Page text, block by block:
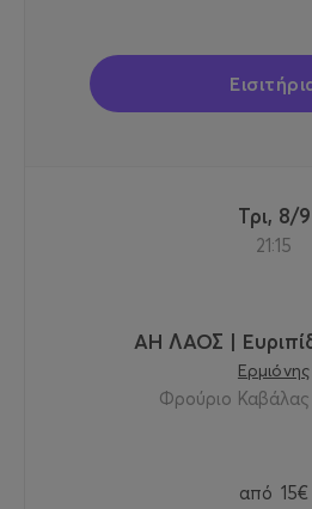
Τρι, 8/9
21:15
ΑΗ ΛΑΟΣ |
Ερμιόνης
Φρούριο
από 15€